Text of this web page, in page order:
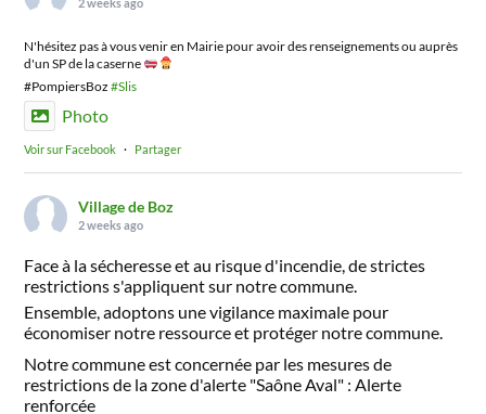
N'hésitez pas à vous venir en Mairie pour avoir des renseignements ou auprès
d'un SP de la caserne
#PompiersBoz#Slis
Photo
Voir sur Facebook · Partager
Village de Boz
2 weeks ago
Face à la sécheresse et au risque d'incendie, de strictes
restrictions s'appliquent sur notre commune.
Ensemble, adoptons une vigilance maximale pour
économiser notre ressource et protéger notre commune.
Notre commune est concernée par les mesures de
restrictions de la zone d'alerte "Saône Aval" : Alerte
renforcée